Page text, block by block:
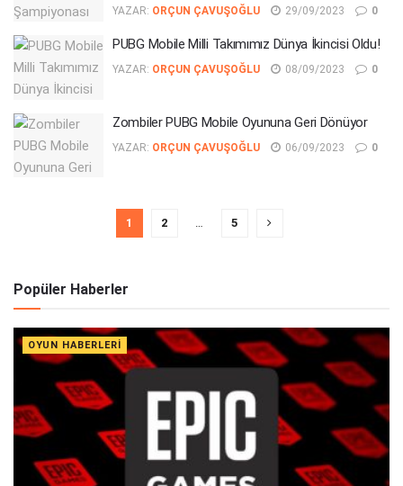
YAZAR: ORÇUN ÇAVUŞOĞLU 29/09/2023 0
PUBG Mobile Milli Takımımız Dünya İkincisi Oldu!
YAZAR: ORÇUN ÇAVUŞOĞLU 08/09/2023 0
Zombiler PUBG Mobile Oyununa Geri Dönüyor
YAZAR: ORÇUN ÇAVUŞOĞLU 06/09/2023 0
1 2 … 5
Popüler Haberler
OYUN HABERLERI